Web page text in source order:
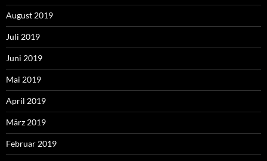
August 2019
Juli 2019
Juni 2019
Mai 2019
April 2019
März 2019
Februar 2019